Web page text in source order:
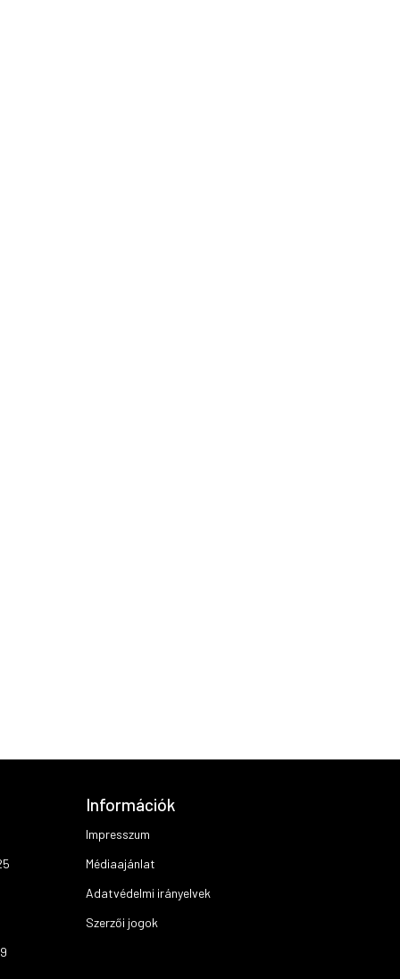
Információk
Impresszum
Médiaajánlat
Adatvédelmi irányelvek
Szerzői jogok